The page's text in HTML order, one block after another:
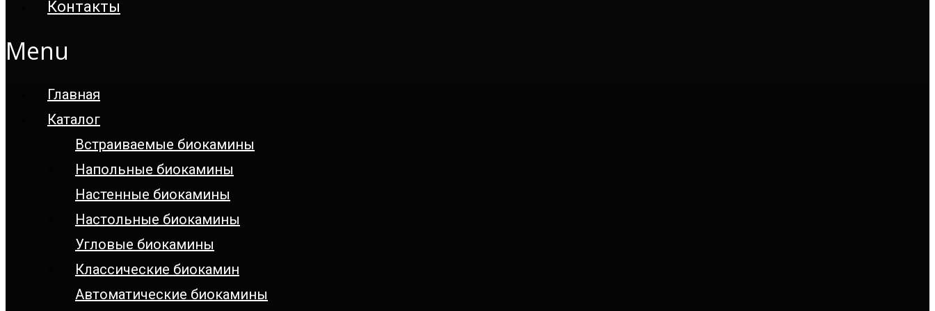
Контакты
Menu
Главная
Каталог
Встраиваемые биокамины
Напольные биокамины
Настенные биокамины
Настoльные биокамины
Угловые биокамины
Классические биокамин
Автоматические биокамины